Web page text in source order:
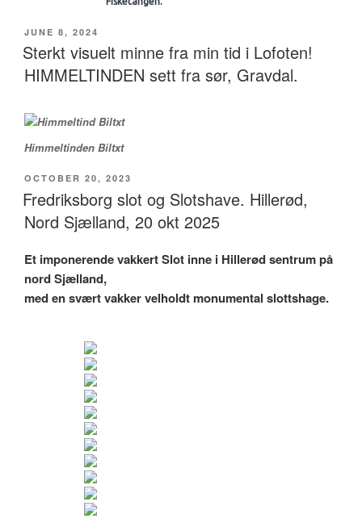
POSTED
ON
JUNE 8, 2024
Sterkt visuelt minne fra min tid i Lofoten!
HIMMELTINDEN sett fra sør, Gravdal.
Himmeltinden Biltxt
POSTED
ON
OCTOBER 20, 2023
Fredriksborg slot og Slotshave. Hillerød,
Nord Sjælland, 20 okt 2025
Et imponerende vakkert Slot inne i Hillerød sentrum på
nord Sjælland,
med en svært vakker velholdt monumental slottshage.